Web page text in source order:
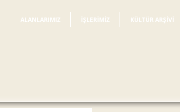
ALANLARIMIZ İŞLERİMİZ KÜLTÜR ARŞİVİ